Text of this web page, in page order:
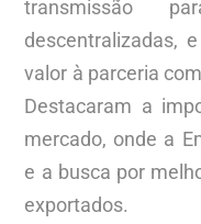
transmissão
descentralizadas,
valor à parceria
Destacaram a
mercado, onde a
e a busca por
exportados.